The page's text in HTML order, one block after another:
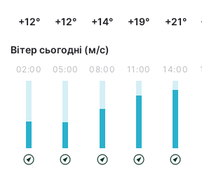
+12° +12° +14° +19° +21°
Вітер сьогодні (м/с)
02:00 05:00 08:00 11:00 14:00